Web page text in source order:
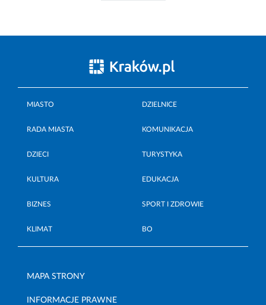
MIASTO DZIELNICE
RADA MIASTA KOMUNIKACJA
DZIECI TURYSTYKA
KULTURA EDUKACJA
BIZNES SPORT I ZDROWIE
KLIMAT BO
MAPA STRONY
INFORMACJE PRAWNE